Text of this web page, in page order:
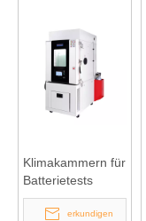
Klimakammern für
Batterietests
erkundigen